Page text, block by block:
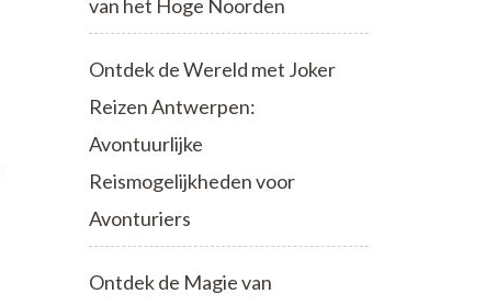
van het Hoge Noorden
Ontdek de Wereld met Joker
Reizen Antwerpen:
Avontuurlijke
Reismogelijkheden voor
Avonturiers
Ontdek de Magie van